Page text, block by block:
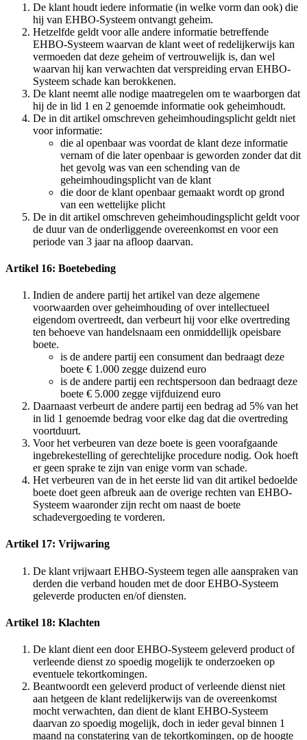
De klant houdt iedere informatie (in welke vorm dan ook) die
hij van EHBO-Systeem ontvangt geheim.
Hetzelfde geldt voor alle andere informatie betreffende
EHBO-Systeem waarvan de klant weet of redelijkerwijs kan
vermoeden dat deze geheim of vertrouwelijk is, dan wel
waarvan hij kan verwachten dat verspreiding ervan EHBO-
Systeem schade kan berokkenen.
De klant neemt alle nodige maatregelen om te waarborgen dat
hij de in lid 1 en 2 genoemde informatie ook geheimhoudt.
De in dit artikel omschreven geheimhoudingsplicht geldt niet
voor informatie:
die al openbaar was voordat de klant deze informatie
vernam of die later openbaar is geworden zonder dat dit
het gevolg was van een schending van de
geheimhoudingsplicht van de klant
die door de klant openbaar gemaakt wordt op grond
van een wettelijke plicht
De in dit artikel omschreven geheimhoudingsplicht geldt voor
de duur van de onderliggende overeenkomst en voor een
periode van 3 jaar na afloop daarvan.
Artikel 16: Boetebeding
Indien de andere partij het artikel van deze algemene
voorwaarden over geheimhouding of over intellectueel
eigendom overtreedt, dan verbeurt hij voor elke overtreding
ten behoeve van handelsnaam een onmiddellijk opeisbare
boete.
is de andere partij een consument dan bedraagt deze
boete € 1.000 zegge duizend euro
is de andere partij een rechtspersoon dan bedraagt deze
boete € 5.000 zegge vijfduizend euro
Daarnaast verbeurt de andere partij een bedrag ad 5% van het
in lid 1 genoemde bedrag voor elke dag dat die overtreding
voortduurt.
Voor het verbeuren van deze boete is geen voorafgaande
ingebrekestelling of gerechtelijke procedure nodig. Ook hoeft
er geen sprake te zijn van enige vorm van schade.
Het verbeuren van de in het eerste lid van dit artikel bedoelde
boete doet geen afbreuk aan de overige rechten van EHBO-
Systeem waaronder zijn recht om naast de boete
schadevergoeding te vorderen.
Artikel 17: Vrijwaring
De klant vrijwaart EHBO-Systeem tegen alle aanspraken van
derden die verband houden met de door EHBO-Systeem
geleverde producten en/of diensten.
Artikel 18: Klachten
De klant dient een door EHBO-Systeem geleverd product of
verleende dienst zo spoedig mogelijk te onderzoeken op
eventuele tekortkomingen.
Beantwoordt een geleverd product of verleende dienst niet
aan hetgeen de klant redelijkerwijs van de overeenkomst
mocht verwachten, dan dient de klant EHBO-Systeem
daarvan zo spoedig mogelijk, doch in ieder geval binnen 1
maand na constatering van de tekortkomingen, op de hoogte